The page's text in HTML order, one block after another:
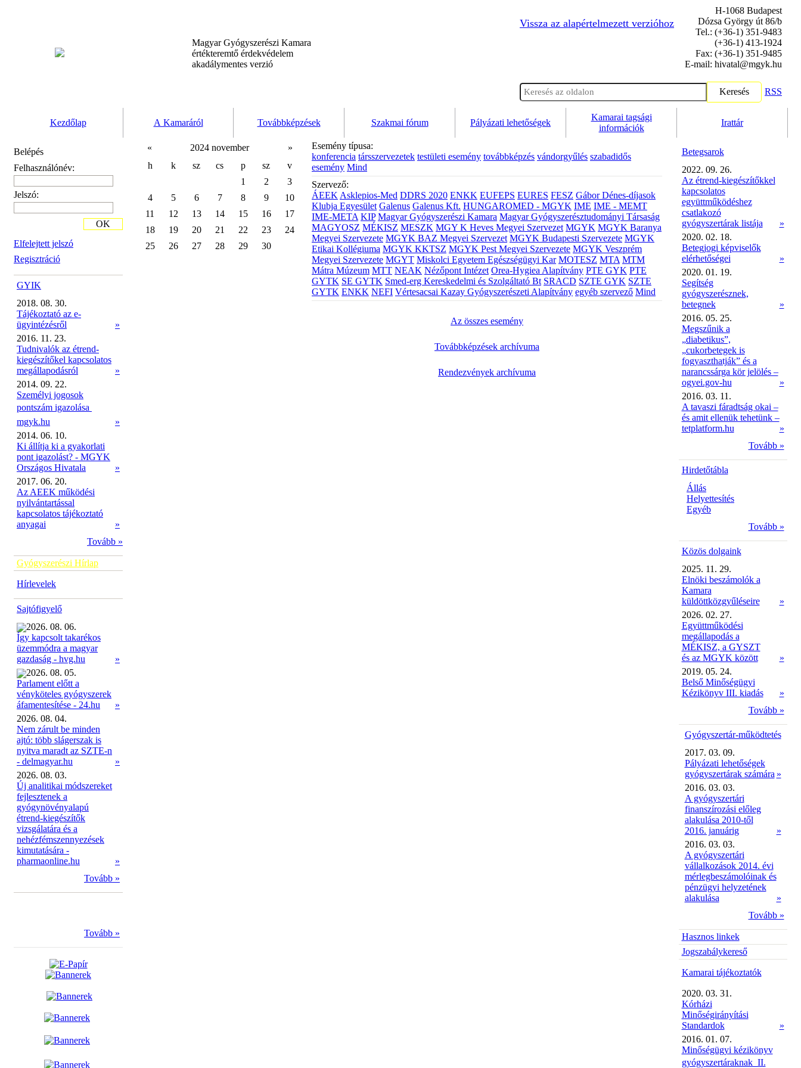
Magyar Gyógyszerészi Kamara
értékteremtő érdekvédelem
akadálymentes verzió
Vissza az alapértelmezett verzióhoz
H-1068 Budapest
Dózsa György út 86/b
Tel.: (+36-1) 351-9483
(+36-1) 413-1924
Fax: (+36-1) 351-9485
E-mail: hivatal@mgyk.hu
Keresés RSS
Kezdőlap A Kamaráról Továbbképzések Szakmai fórum Pályázati lehetőségek
Kamarai tagsági
információk
Irattár
Belépés
Felhasználónév:
Jelszó:
Elfelejtett jelszó
Regisztráció
OK
GYIK
2018. 08. 30.
Tájékoztató az e-
ügyintézésről
»
2016. 11. 23.
Tudnivalók az étrend-
kiegészítőkel kapcsolatos
megállapodásról
»
2014. 09. 22.
Személyi jogosok
pontszám igazolása 
mgyk.hu
»
2014. 06. 10.
Ki állítja ki a gyakorlati
pont igazolást? - MGYK
Országos Hivatala
»
2017. 06. 20.
Az AEEK működési
nyilvántartással
kapcsolatos tájékoztató
anyagai
»
Tovább »
Gyógyszerészi Hírlap
Hírlevelek
Sajtófigyelő
2026. 08. 06.
Így kapcsolt takarékos
üzemmódra a magyar
gazdaság - hvg.hu
»
2026. 08. 05.
Parlament előtt a
vényköteles gyógyszerek
áfamentesítése - 24.hu
»
2026. 08. 04.
Nem zárult be minden
ajtó: több slágerszak is
nyitva maradt az SZTE-n
- delmagyar.hu
»
2026. 08. 03.
Új analitikai módszereket
fejlesztenek a
gyógynövényalapú
étrend-kiegészítők
vizsgálatára és a
nehézfémszennyezések
kimutatására -
pharmaonline.hu
»
Tovább »
Tovább »
« 2024 november
»
h
k sz cs p sz
v
1
2
3
4
5 6 7 8 9
10
11
12 13 14 15 16
17
18
19 20 21 22 23
24
25
26 27 28 29 30
Esemény típusa:
konferencia társszervezetek testületi esemény továbbképzés vándorgyűlés szabadidős
esemény Mind
Szervező:
ÁEEK Asklepios-Med DDRS 2020 ENKK EUFEPS EURES FESZ Gábor Dénes-díjasok
Klubja Egyesület Galenus Galenus Kft. HUNGAROMED - MGYK IME IME - MEMT
IME-META KIP Magyar Gyógyszerészi Kamara Magyar Gyógyszerésztudományi Társaság
MAGYOSZ MÉKISZ MESZK MGY K Heves Megyei Szervezet MGYK MGYK Baranya
Megyei Szervezete MGYK BAZ Megyei Szervezet MGYK Budapesti Szervezete MGYK
Etikai Kollégiuma MGYK KKTSZ MGYK Pest Megyei Szervezete MGYK Veszprém
Megyei Szervezete MGYT Miskolci Egyetem Egészségügyi Kar MOTESZ MTA MTM
Mátra Múzeum MTT NEAK Nézőpont Intézet Orea-Hygiea Alapítvány PTE GYK PTE
GYTK SE GYTK Smed-erg Kereskedelmi és Szolgáltató Bt SRACD SZTE GYK SZTE
GYTK ENKK NEFI Vértesacsai Kazay Gyógyszerészeti Alapítvány egyéb szervező Mind
Az összes esemény
Továbbképzések archívuma
Rendezvények archívuma
Betegsarok
2022. 09. 26.
Az étrend-kiegészítőkkel
kapcsolatos
együttműködéshez
csatlakozó
gyógyszertárak listája
»
2020. 02. 18.
Betegjogi képviselők
elérhetőségei
»
2020. 01. 19.
Segítség
gyógyszerésznek,
betegnek
»
2016. 05. 25.
Megszűnik a
„diabetikus”,
„cukorbetegek is
fogyaszthatják” és a
narancssárga kör jelölés –
ogyei.gov-hu
»
2016. 03. 11.
A tavaszi fáradtság okai –
és amit ellenük tehetünk –
tetplatform.hu
»
Tovább »
Hirdetőtábla
Állás
Helyettesítés
Egyéb
Tovább »
Közös dolgaink
2025. 11. 29.
Elnöki beszámolók a
Kamara
küldöttközgyűléseire
»
2026. 02. 27.
Együttműködési
megállapodás a
MÉKISZ, a GYSZT
és az MGYK között
»
2019. 05. 24.
Belső Minőségügyi
Kézikönyv III. kiadás
»
Tovább »
Gyógyszertár-működtetés
2017. 03. 09.
Pályázati lehetőségek
gyógyszertárak számára »
2016. 03. 03.
A gyógyszertári
finanszírozási előleg
alakulása 2010-től
2016. januárig
»
2016. 03. 03.
A gyógyszertári
vállalkozások 2014. évi
mérlegbeszámolóinak és
pénzügyi helyzetének
alakulása
»
Tovább »
Hasznos linkek
Jogszabálykereső
Kamarai tájékoztatók
2020. 03. 31.
Kórházi
Minőségirányítási
Standardok
»
2016. 01. 07.
Minőségügyi kézikönyv
gyógyszertáraknak  II.